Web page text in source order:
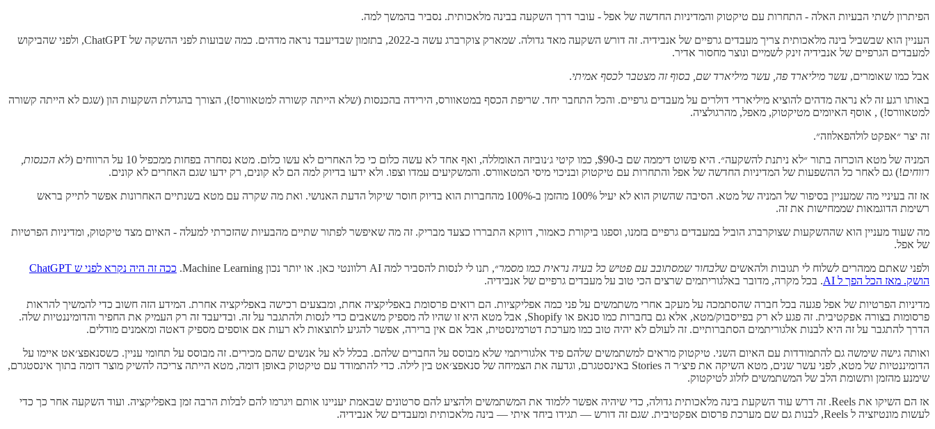
הפיתרון לשתי הבעיות האלה - התחרות עם טיקטוק והמדיניות החדשה של אפל - עובר דרך השקעה בבינה מלאכותית. נסביר בהמשך למה.
העניין הוא שבשביל בינה מלאכותית צריך מעבדים גרפיים של אנבידיה. זה דורש השקעה מאד גדולה. שמארק צוקרברג עשה ב-2022, בתזמון שבדיעבד נראה מדהים. כמה שבועות לפני ההשקה של ChatGPT, ולפני שהביקוש
למעבדים הגרפיים של אנבידיה זינק לשמיים ונוצר מחסור אדיר.
אבל כמו שאומרים, עשר מיליארד פה, עשר מיליארד שם, בסוף זה מצטבר לכסף אמיתי.
באותו רגע זה לא נראה מדהים להוציא מיליארדי דולרים על מעבדים גרפיים. והכל התחבר יחד. שריפת הכסף במטאוורס, הירידה בהכנסות (שלא הייתה קשורה למטאוורס!), הצורך בהגדלת השקעות הון (שגם לא הייתה קשורה
למטאוורס!) , אוסף האיומים מטיקטוק, מאפל, מהרגולציה.
זה יצר ״אפקט לולהפאלוזה״.
המניה של מטא הוכרזה בתור ״לא ניתנת להשקעה״. היא פשוט דיממה שם ב-$90, כמו קיטי ג׳נוביזה האומללה, ואף אחד לא עשה כלום כי כל האחרים לא עשו כלום. מטא נסחרה בפחות ממכפיל 10 על הרווחים (
לא הכנסות,
רווחים!) גם לאחר כל ההשפעות של המדיניות החדשה של אפל והתחרות עם טיקטוק ובניכוי מיסי המטאוורס. והמשקיעים עמדו וצפו. ולא ידעו בדיוק למה הם לא קונים, רק ידעו שגם האחרים לא קונים.
אז זה בעיניי מה שמעניין בסיפור של המניה של מטא. הסיבה שהשוק הוא לא יעיל 100% מהזמן ב-100% מהחברות הוא בדיוק חוסר שיקול הדעת האנושי. ואת מה שקרה עם מטא בשנתיים האחרונות אפשר לתייק בראש
רשימת הדוגמאות שממחישות את זה.
מה שעוד מעניין הוא שההשקעות שצוקרברג הוביל במעבדים גרפיים בזמנו, וספגו ביקורת כאמור, דווקא התבררו כצעד מבריק. זה מה שאיפשר לפתור שתיים מהבעיות שהזכרתי למעלה - האיום מצד טיקטוק, ומדיניות הפרטיות
של אפל.
ולפני שאתם ממהרים לשלוח לי תגובות ולהאשים שלבחור שמסתובב עם פטיש כל בעיה נראית כמו מסמר״, תנו לי לנסות להסביר למה AI רלוונטי כאן. או יותר נכון Machine Learning.
ככה זה היה נקרא לפני ש ChatGPT
הושק. מאז הכל הפך ל AI
. בכל מקרה, מדובר באלגוריתמים שרצים הכי טוב על מעבדים גרפיים של אנבידיה.
מדיניות הפרטיות של אפל פגעה בכל חברה שהסתמכה על מעקב אחרי משתמשים על פני כמה אפליקציות. הם רואים פרסומת באפליקציה אחת, ומבצעים רכישה באפליקציה אחרת. המידע הזה חשוב כדי להמשיך להראות
פרסומות בצורה אפקטיבית. זה פגע לא רק בפייסבוק/מטא, אלא גם בחברות כמו סנאפ או Shopify, אבל מטא היא זו שהיו לה מספיק משאבים כדי לנסות ולהתגבר על זה. ובדיעבד זה רק העמיק את החפיר והדומיננטיות שלה.
הדרך להתגבר על זה היא לבנות אלגוריתמים הסתברותיים. זה לעולם לא יהיה טוב כמו מערכת דטרמינסטית, אבל אם אין ברירה, אפשר להגיע לתוצאות לא רעות אם אוספים מספיק דאטה ומאמנים מודלים.
ואותה גישה שימשה גם להתמודדות עם האיום השני. טיקטוק מראים למשתמשים שלהם פיד אלגוריתמי שלא מבוסס על החברים שלהם. בכלל לא על אנשים שהם מכירים. זה מבוסס על תחומי עניין. כשסנאפצ׳אט איימו על
הדומיננטיות של מטא, לפני עשר שנים, מטא השיקה את פיצ׳ר ה Stories באינסטגרם, וגדעה את הצמיחה של סנאפצ׳אט בין לילה. כדי להתמודד עם טיקטוק באופן דומה, מטא הייתה צריכה להשיק מוצר דומה בתוך אינסטגרם,
שימנע מהזמן ותשומת הלב של המשתמשים לזלוג לטיקטוק.
אז הם השיקו את Reels. זה דרש עוד השקעת בינה מלאכותית גדולה, כדי שיהיה אפשר ללמוד את המשתמשים ולהציע להם סרטונים שבאמת יעניינו אותם ויגרמו להם לבלות הרבה זמן באפליקציה. ועוד השקעה אחר כך כדי
לעשות מונטיזציה ל Reels, לבנות גם שם מערכת פרסום אפקטיבית. שגם זה דורש — תגידו ביחד איתי — בינה מלאכותית ומעבדים של אנבידיה.